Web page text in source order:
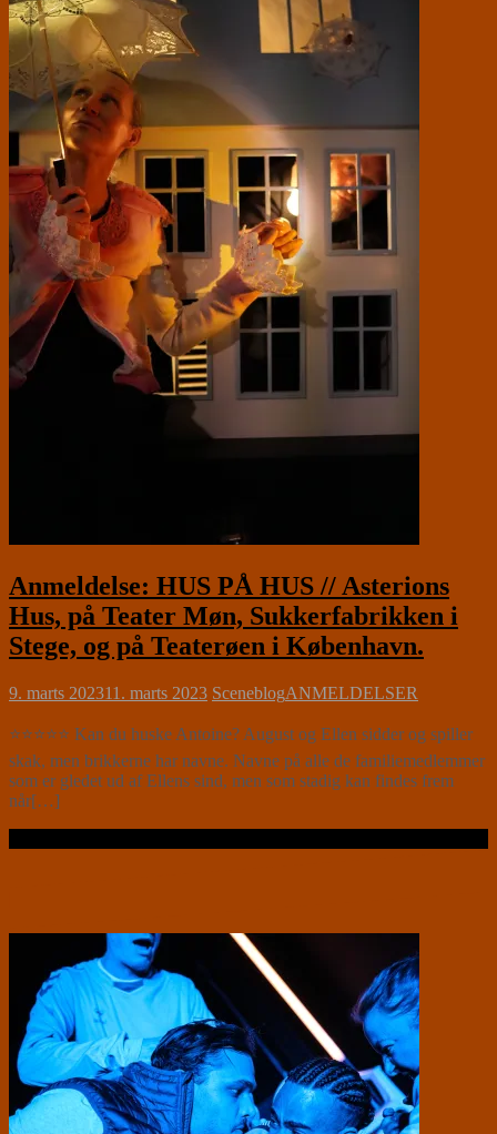
Anmeldelse: HUS PÅ HUS // Asterions
Hus, på Teater Møn, Sukkerfabrikken i
Stege, og på Teaterøen i København.
9. marts 202311. marts 2023 SceneblogANMELDELSER
⭐⭐⭐⭐⭐ Kan du huske Antoine? August og Ellen sidder og spiller
skak, men brikkerne har navne. Navne på alle de familiemedlemmer
som er gledet ud af Ellens sind, men som stadig kan findes frem
når[…]